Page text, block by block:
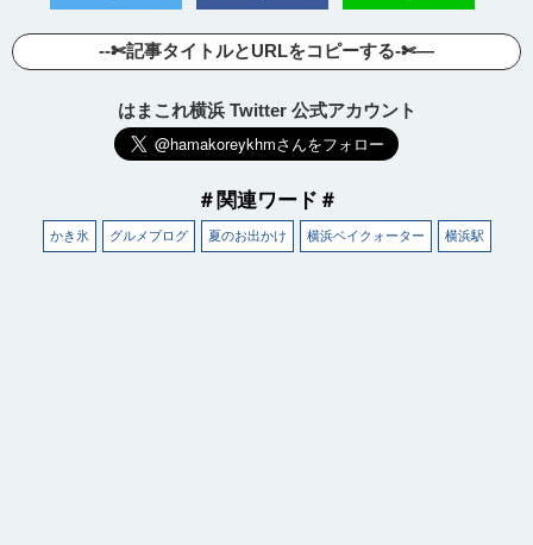
--✄記事タイトルとURLをコピーする-✄—
はまこれ横浜 Twitter 公式アカウント
＃関連ワード＃
かき氷 グルメブログ 夏のお出かけ 横浜ベイクォーター 横浜駅